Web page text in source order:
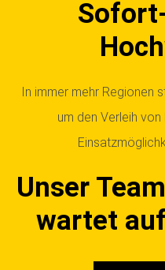
In immer mehr Regionen
um den Verleih
Unser
wartet